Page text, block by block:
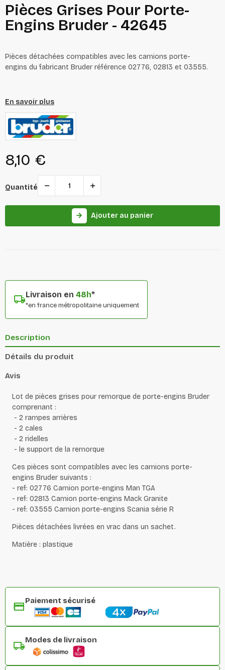
Pièces Grises Pour Porte-
Engins Bruder - 42645
Pièces détachées compatibles avec les camions porte-
engins du fabricant Bruder référence 02776, 02813 et 03555.
En savoir plus
8,10 €
Quantité
arrow_forward Ajouter au panier
Livraison en 48h*
*en france métropolitaine uniquement
Description
Détails du produit
Avis
Lot de pièces grises pour remorque de porte-engins Bruder
comprenant :
- 2 rampes arrières
- 2 cales
- 2 ridelles
- le support de la remorque
Ces pièces sont compatibles avec les camions porte-
engins Bruder suivants :
- ref: 02776 Camion porte-engins Man TGA
- ref: 02813 Camion porte-engins Mack Granite
- ref: 03555 Camion porte-engins Scania série R
Pièces détachées livrées en vrac dans un sachet.
Matière : plastique
Paiement sécurisé
Modes de livraison